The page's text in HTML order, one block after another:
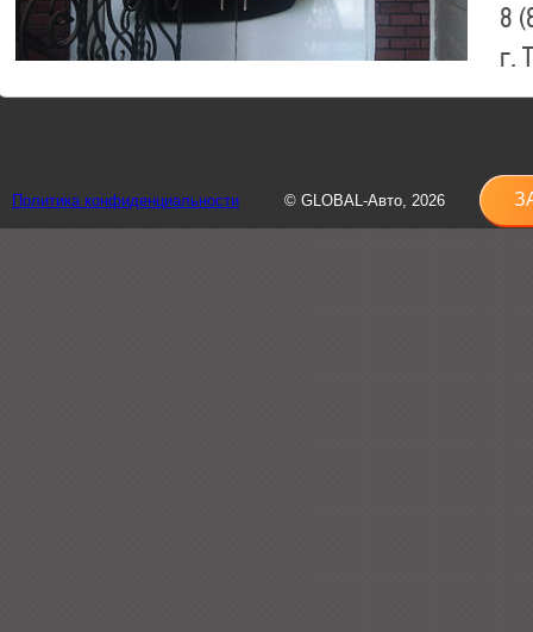
8
г.
8
Политика конфиденциальности © GLOBAL-Авто, 2026